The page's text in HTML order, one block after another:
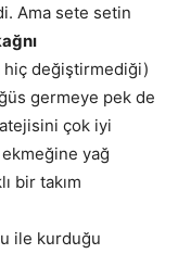
Ama sete setin
hiç değiştirmediği)
germeye pek de
çok iyi
ekmeğine yağ
bir takım
ile kurduğu